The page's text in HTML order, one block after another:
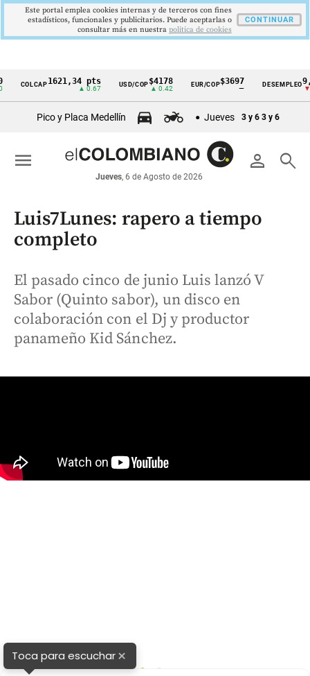
Cintillo
económicos
Colombia
1621,34 pts USD/COP$4178
▲ 0.42
EUR/COP$3697
—
DESEMPLEO9,9 %
▼ 0.30
Pico y Placa Medellín Jueves 3 y 6 3 y 6
person search
Jueves, 6 de Agosto de 2026
menu
Luis7Lunes: rapero a tiempo
completo
El pasado cinco de junio Luis lanzó V
Sabor (Quinto sabor), un disco en
colaboración con el Dj y productor
panameño Kid Sánchez.
Toca para escuchar×
Este portal emplea cookies internas y de terceros con fines
estadísticos, funcionales y publicitarios. Puede aceptarlas o
consultar más en nuestra politica de cookies
CONTINUAR